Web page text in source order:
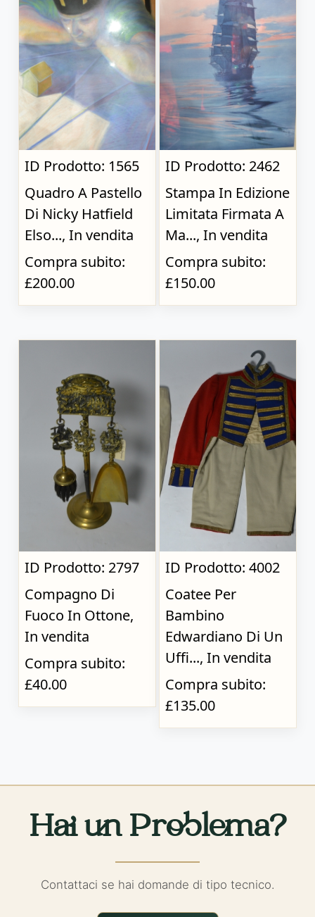
ID Prodotto: 1565
Quadro A Pastello
Di Nicky Hatfield
Elso..., In vendita
Compra subito:
£200.00
ID Prodotto: 2462
Stampa In Edizione
Limitata Firmata A
Ma..., In vendita
Compra subito:
£150.00
ID Prodotto: 2797
Compagno Di
Fuoco In Ottone,
In vendita
Compra subito:
£40.00
ID Prodotto: 4002
Coatee Per
Bambino
Edwardiano Di Un
Uffi..., In vendita
Compra subito:
£135.00
Hai un Problema?
Contattaci se hai domande di tipo tecnico.